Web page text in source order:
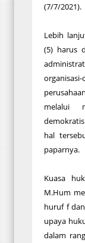
(7/7/2021).
Lebih
(5) harus
melalui
hal
paparnya.
Kuasa
M.Hum
huruf f
upaya
dalam